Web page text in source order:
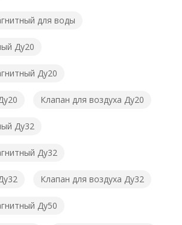
для воды
Ду20
Ду20
Клапан для воздуха Ду20
Ду32
Ду32
Клапан для воздуха Ду32
Ду50